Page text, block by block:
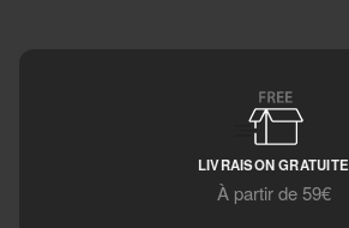
LIVRAISON GRATUITE
À partir de 59€